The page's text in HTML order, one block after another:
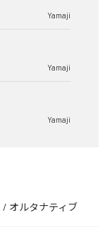
Yamaji
Yamaji
Yamaji
/ オルタナティブ